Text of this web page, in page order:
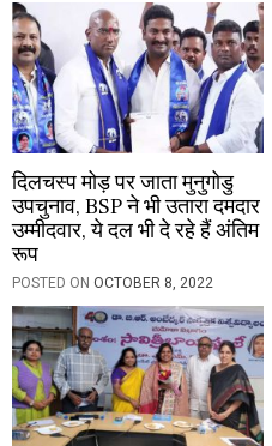
n
दिलचस्प मोड़ पर जाता मुनुगोडु
उपचुनाव, BSP ने भी उतारा दमदार
उम्मीदवार, ये दल भी दे रहे हैं अंतिम
रूप
POSTED ON OCTOBER 8, 2022